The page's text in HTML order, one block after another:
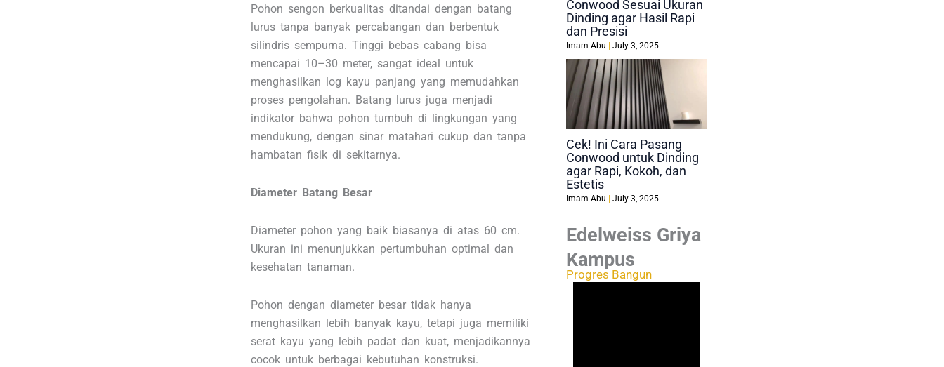
Pohon sengon berkualitas ditandai dengan batang
lurus tanpa banyak percabangan dan berbentuk
silindris sempurna. Tinggi bebas cabang bisa
mencapai 10–30 meter, sangat ideal untuk
menghasilkan log kayu panjang yang memudahkan
proses pengolahan. Batang lurus juga menjadi
indikator bahwa pohon tumbuh di lingkungan yang
mendukung, dengan sinar matahari cukup dan tanpa
hambatan fisik di sekitarnya.
Diameter Batang Besar
Diameter pohon yang baik biasanya di atas 60 cm.
Ukuran ini menunjukkan pertumbuhan optimal dan
kesehatan tanaman.
Pohon dengan diameter besar tidak hanya
menghasilkan lebih banyak kayu, tetapi juga memiliki
serat kayu yang lebih padat dan kuat, menjadikannya
cocok untuk berbagai kebutuhan konstruksi.
Conwood Sesuai Ukuran
Dinding agar Hasil Rapi
dan Presisi
Imam Abu July 3, 2025
Cek! Ini Cara Pasang
Conwood untuk Dinding
agar Rapi, Kokoh, dan
Estetis
Imam Abu July 3, 2025
Edelweiss Griya
Kampus
Progres Bangun